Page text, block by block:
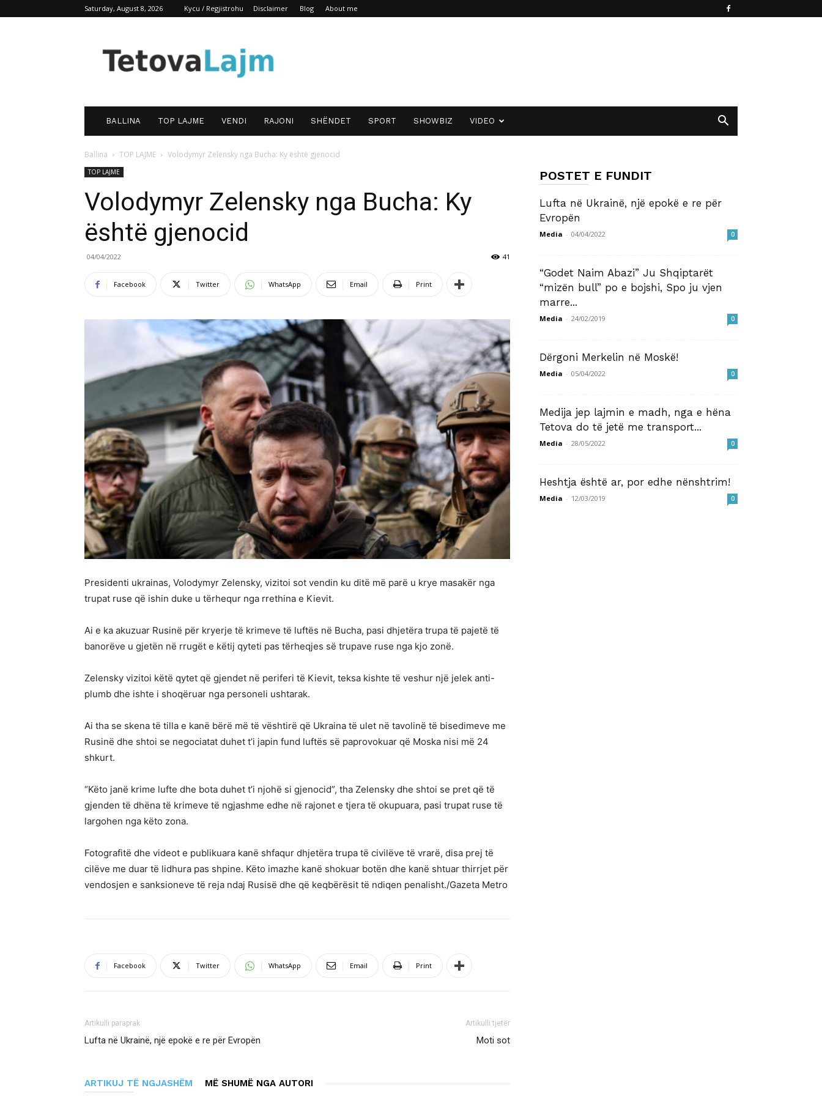
Saturday, August 8, 2026 Kycu / Regjistrohu Disclaimer Blog About me
BALLINA TOP LAJME VENDI RAJONI SHËNDET SPORT SHOWBIZ VIDEO
Ballina TOP LAJME Volodymyr Zelensky nga Bucha: Ky është gjenocid
TOP LAJME
Volodymyr Zelensky nga Bucha: Ky
është gjenocid
04/04/2022 41
Facebook Twitter WhatsApp Email Print
Presidenti ukrainas, Volodymyr Zelensky, vizitoi sot vendin ku ditë më parë u krye masakër nga
trupat ruse që ishin duke u tërhequr nga rrethina e Kievit.
Ai e ka akuzuar Rusinë për kryerje të krimeve të luftës në Bucha, pasi dhjetëra trupa të pajetë të
banorëve u gjetën në rrugët e këtij qyteti pas tërheqjes së trupave ruse nga kjo zonë.
Zelensky vizitoi këtë qytet që gjendet në periferi të Kievit, teksa kishte të veshur një jelek anti-
plumb dhe ishte i shoqëruar nga personeli ushtarak.
Ai tha se skena të tilla e kanë bërë më të vështirë që Ukraina të ulet në tavolinë të bisedimeve me
Rusinë dhe shtoi se negociatat duhet t’i japin fund luftës së paprovokuar që Moska nisi më 24
shkurt.
“Këto janë krime lufte dhe bota duhet t’i njohë si gjenocid”, tha Zelensky dhe shtoi se pret që të
gjenden të dhëna të krimeve të ngjashme edhe në rajonet e tjera të okupuara, pasi trupat ruse të
largohen nga këto zona.
Fotografitë dhe videot e publikuara kanë shfaqur dhjetëra trupa të civilëve të vrarë, disa prej të
cilëve me duar të lidhura pas shpine. Këto imazhe kanë shokuar botën dhe kanë shtuar thirrjet për
vendosjen e sanksioneve të reja ndaj Rusisë dhe që keqbërësit të ndiqen penalisht./Gazeta Metro
Facebook Twitter WhatsApp Email Print
Artikulli paraprak
Lufta në Ukrainë, një epokë e re për Evropën
Artikulli tjetër
Moti sot
ARTIKUJ TË NGJASHËM MË SHUMË NGA AUTORI
POSTET E FUNDIT
Lufta në Ukrainë, një epokë e re për
Evropën
Media - 04/04/2022 0
“Godet Naim Abazi” Ju Shqiptarët
“mizën bull” po e bojshi, Spo ju vjen
marre...
Media - 24/02/2019 0
Dërgoni Merkelin në Moskë!
Media - 05/04/2022 0
Medija jep lajmin e madh, nga e hëna
Tetova do të jetë me transport...
Media - 28/05/2022 0
Heshtja është ar, por edhe nënshtrim!
Media - 12/03/2019 0